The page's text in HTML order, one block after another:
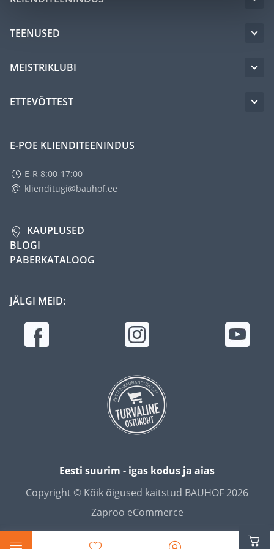
TEENUSED
MEISTRIKLUBI
ETTEVÕTTEST
E-POE KLIENDITEENINDUS
E-R 8:00-17:00
klienditugi@bauhof.ee
KAUPLUSED
BLOGI
PABERKATALOOG
JÄLGI MEID:
Eesti suurim - igas kodus ja aias
Copyright © Kõik õigused kaitstud BAUHOF 2026
Zaproo eCommerce